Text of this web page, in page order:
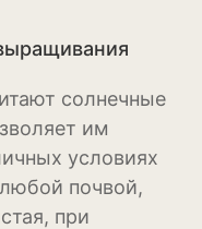
солнечные
им
условиях
почвой,
при